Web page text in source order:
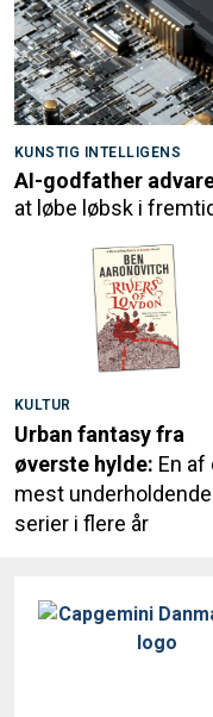
KUNSTIG INTELLIGENS
AI-godfather
at løbe løbsk i
KULTUR
Urban fantasy fra
øverste hylde: En af
mest underholdende
serier i flere år